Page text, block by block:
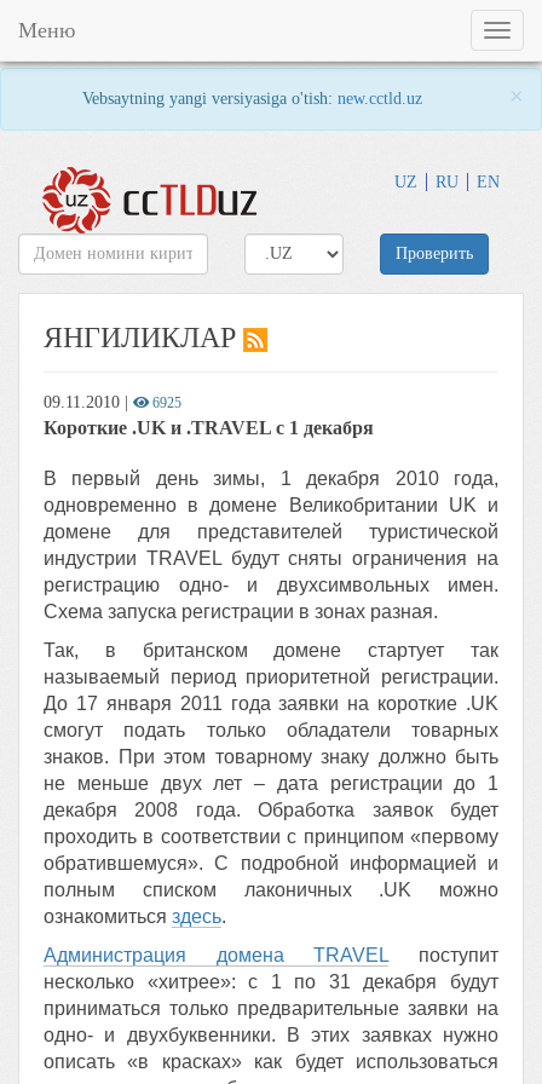
Vebsaytning yangi versiyasiga o'tish: new.cctld.uz ×
UZ RU EN
Toggle
Меню
Проверить
ЯНГИЛИКЛАР
09.11.2010 6925
Короткие .UK и .TRAVEL с 1 декабря
В первый день зимы, 1 декабря 2010 года,
одновременно в домене Великобритании UK и
домене для представителей туристической
индустрии TRAVEL будут сняты ограничения на
регистрацию одно- и двухсимвольных имен.
Схема запуска регистрации в зонах разная.
Так, в британском домене стартует так
называемый период приоритетной регистрации.
До 17 января 2011 года заявки на короткие .UK
смогут подать только обладатели товарных
знаков. При этом товарному знаку должно быть
не меньше двух лет – дата регистрации до 1
декабря 2008 года. Обработка заявок будет
проходить в соответствии с принципом «первому
обратившемуся». С подробной информацией и
полным списком лаконичных .UK можно
ознакомиться здесь.
Администрация домена TRAVEL поступит
несколько «хитрее»: с 1 по 31 декабря будут
приниматься только предварительные заявки на
одно- и двухбуквенники. В этих заявках нужно
описать «в красках» как будет использоваться